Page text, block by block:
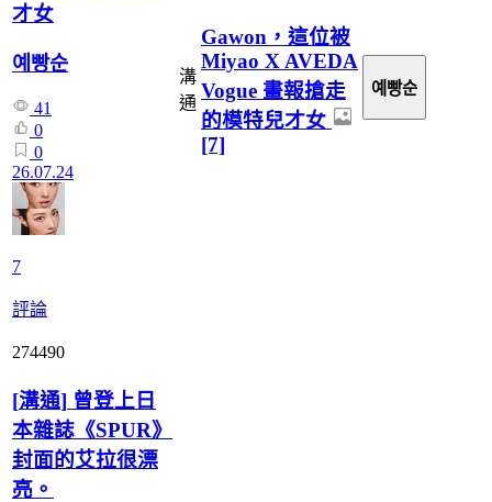
才女
예빵순
41
0
0
26.07.24
7
評論
溝
通
Gawon，這位被
Miyao X AVEDA
Vogue 畫報搶走
的模特兒才女
[7]
예빵순
274490
[溝通] 曾登上日
本雜誌《SPUR》
封面的艾拉很漂
亮。